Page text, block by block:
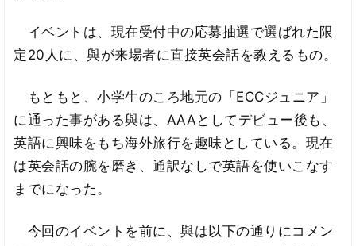
イベントは、現在受付中の応募抽選で選ばれた限
定20人に、與が来場者に直接英会話を教えるもの。
もともと、小学生のころ地元の「ECCジュニア」
に通った事がある與は、AAAとしてデビュー後も、
英語に興味をもち海外旅行を趣味としている。現在
は英会話の腕を磨き、通訳なしで英語を使いこなす
までになった。
今回のイベントを前に、與は以下の通りにコメン